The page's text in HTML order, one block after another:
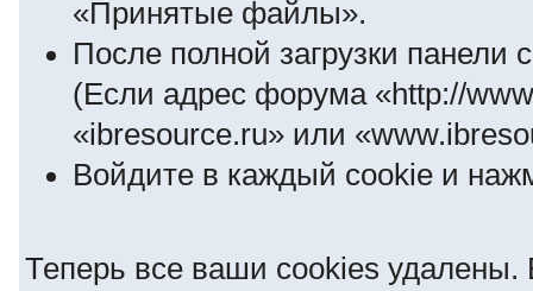
«Принятые файлы».
После полной загрузки
(Если адрес форума «http://
«ibresource.ru» или
Войдите в каждый cookie и
Теперь все ваши cookies удалены.